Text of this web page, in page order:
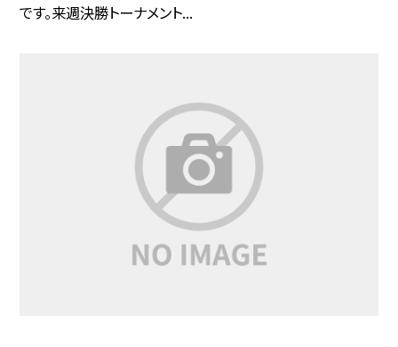
です。来週決勝トーナメント...